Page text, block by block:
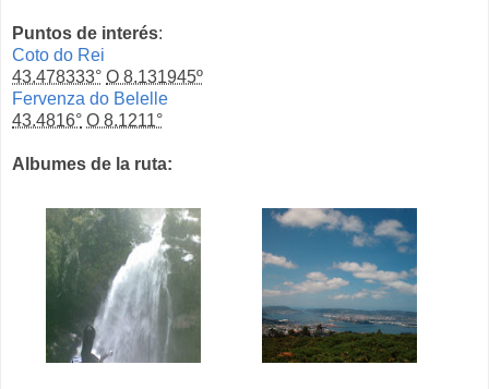
Puntos de interés:
Coto do Rei
43.478333° O 8.131945º
Fervenza do Belelle
43.4816° O 8.1211°
Albumes de la ruta: